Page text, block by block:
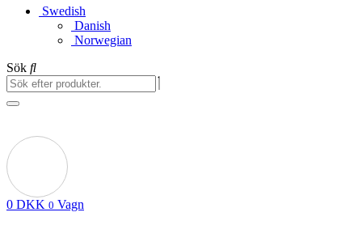
Swedish
Danish
Norwegian
Sök
0 DKK 0 Vagn